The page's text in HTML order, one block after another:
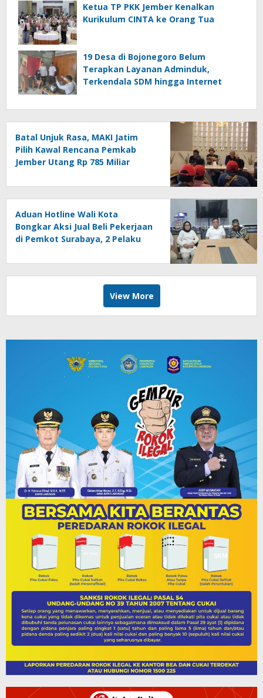
Ketua TP PKK Jember Kenalkan
Kurikulum CINTA ke Orang Tua
19 Desa di Bojonegoro Belum
Terapkan Layanan Adminduk,
Terkendala SDM hingga Internet
Batal Unjuk Rasa, MAKI Jatim
Pilih Kawal Rencana Pemkab
Jember Utang Rp 785 Miliar
Aduan Hotline Wali Kota
Bongkar Aksi Jual Beli Pekerjaan
di Pemkot Surabaya, 2 Pelaku
View More